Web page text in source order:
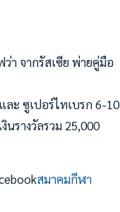
า จากรัสเซีย พ่ายคู่มือ
ละ ซูเปอร์ไทเบรก 6-10
รางวัลรวม 25,000
สมาคมกีฬา